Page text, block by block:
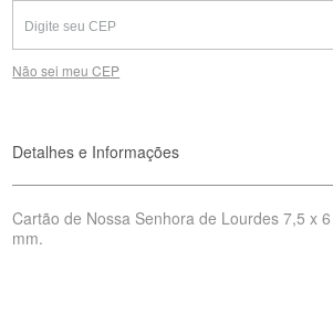
Não sei meu CEP
Detalhes e Informações
Cartão de Nossa Senhora de Lourdes 7,5 x
mm.